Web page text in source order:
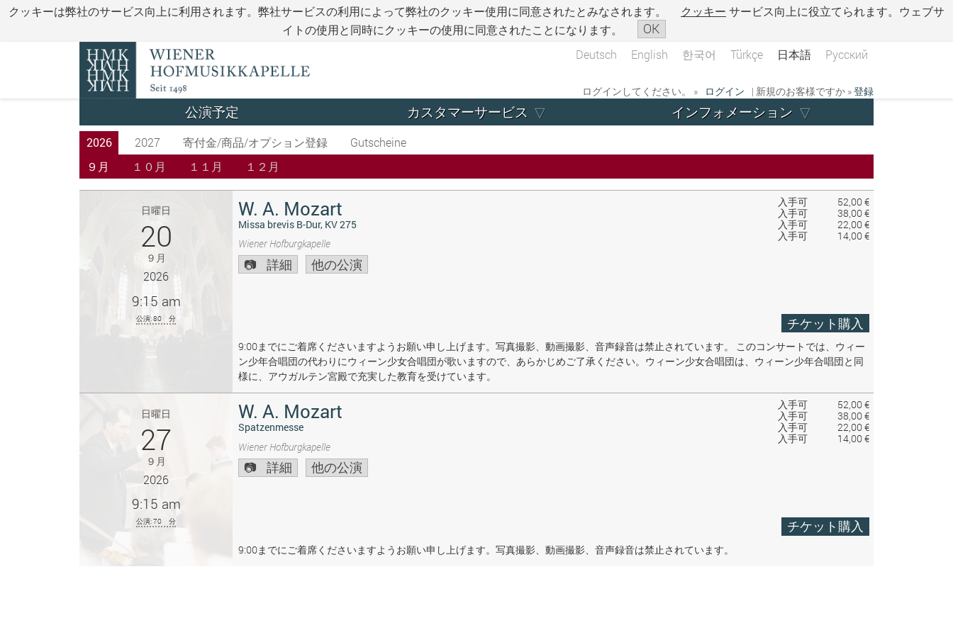
クッキーは弊社のサービス向上に利用されます。弊社サービスの利用によって弊社のクッキー使用に同意されたとみなされます。 クッキー サービス向上に役立てられます。ウェブサ
イトの使用と同時にクッキーの使用に同意されたことになります。
OK
Deutsch English 한국어 Türkçe 日本語 Русский
ログインしてください。 » ログイン | 新規のお客様ですか »登録
公演予定 カスタマーサービス インフォメーション
2026 2027 寄付金/商品/オプション登録
Gutscheine
９月
１０月 １１月 １２月
入手可
52,00 €
入手可
38,00 €
入手可
22,00 €
入手可
14,00 €
日曜日
20
９月
2026
9:15 am
公演: 80 分
W. A. Mozart
Missa brevis B-Dur, KV 275
Wiener Hofburgkapelle
詳細 他の公演
チケット購入
9:00までにご着席くださいますようお願い申し上げます。写真撮影、動画撮影、音声録音は禁止されています。 このコンサートでは、ウィー
ン少年合唱団の代わりにウィーン少女合唱団が歌いますので、あらかじめご了承ください。ウィーン少女合唱団は、ウィーン少年合唱団と同
様に、アウガルテン宮殿で充実した教育を受けています。
入手可
52,00 €
入手可
38,00 €
入手可
22,00 €
入手可
14,00 €
日曜日
27
９月
2026
9:15 am
公演: 70 分
W. A. Mozart
Spatzenmesse
Wiener Hofburgkapelle
詳細 他の公演
チケット購入
9:00までにご着席くださいますようお願い申し上げます。写真撮影、動画撮影、音声録音は禁止されています。